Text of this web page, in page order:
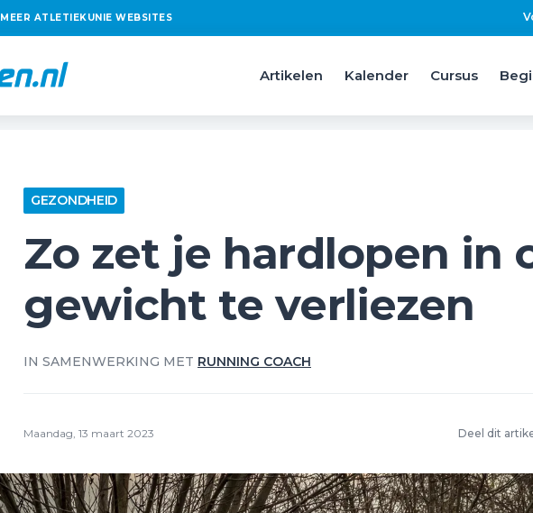
MEER ATLETIEKUNIE WEBSITES
Artikelen Kalender Cursus
GEZONDHEID
Zo zet je hardlopen in
gewicht te verliezen
IN SAMENWERKING MET RUNNING COACH
Maandag, 13 maart 2023 Deel dit